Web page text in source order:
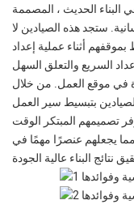
البناء الحديث ، المصممة
ستجد هذه الصيادين لا
أثناء عملية إعداد
السريع والتعلق السهل
في موقع العمل. من خلال
بتبسيط سير العمل
تصميمهم المبتكر الوقت
يجعلهم عنصرًا مهمًا في